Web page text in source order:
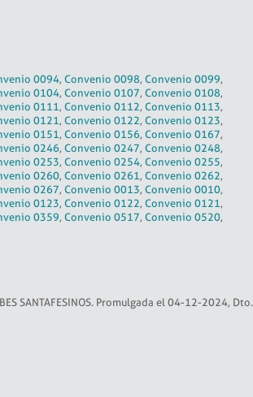
0094, Convenio 0098, Convenio 0099,
0104, Convenio 0107, Convenio 0108,
0111, Convenio 0112, Convenio 0113,
0121, Convenio 0122, Convenio 0123,
0151, Convenio 0156, Convenio 0167,
0246, Convenio 0247, Convenio 0248,
0253, Convenio 0254, Convenio 0255,
0260, Convenio 0261, Convenio 0262,
0267, Convenio 0013, Convenio 0010,
0123, Convenio 0122, Convenio 0121,
0359, Convenio 0517, Convenio 0520,
SANTAFESINOS. Promulgada el 04-12-2024, Dto.